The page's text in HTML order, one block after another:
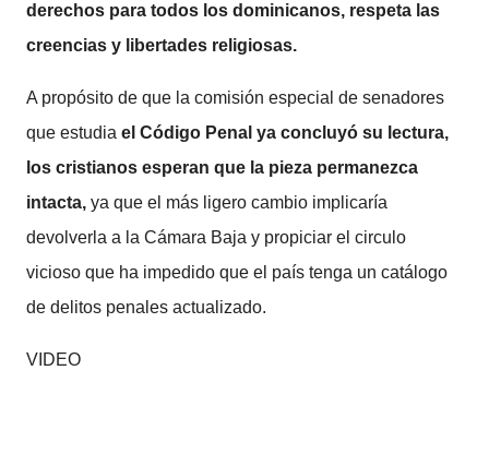
derechos para todos los dominicanos, respeta las
creencias y libertades religiosas.
A propósito de que la comisión especial de senadores
que estudia el Código Penal ya concluyó su lectura,
los cristianos esperan que la pieza permanezca
intacta, ya que el más ligero cambio implicaría
devolverla a la Cámara Baja y propiciar el circulo
vicioso que ha impedido que el país tenga un catálogo
de delitos penales actualizado.
VIDEO